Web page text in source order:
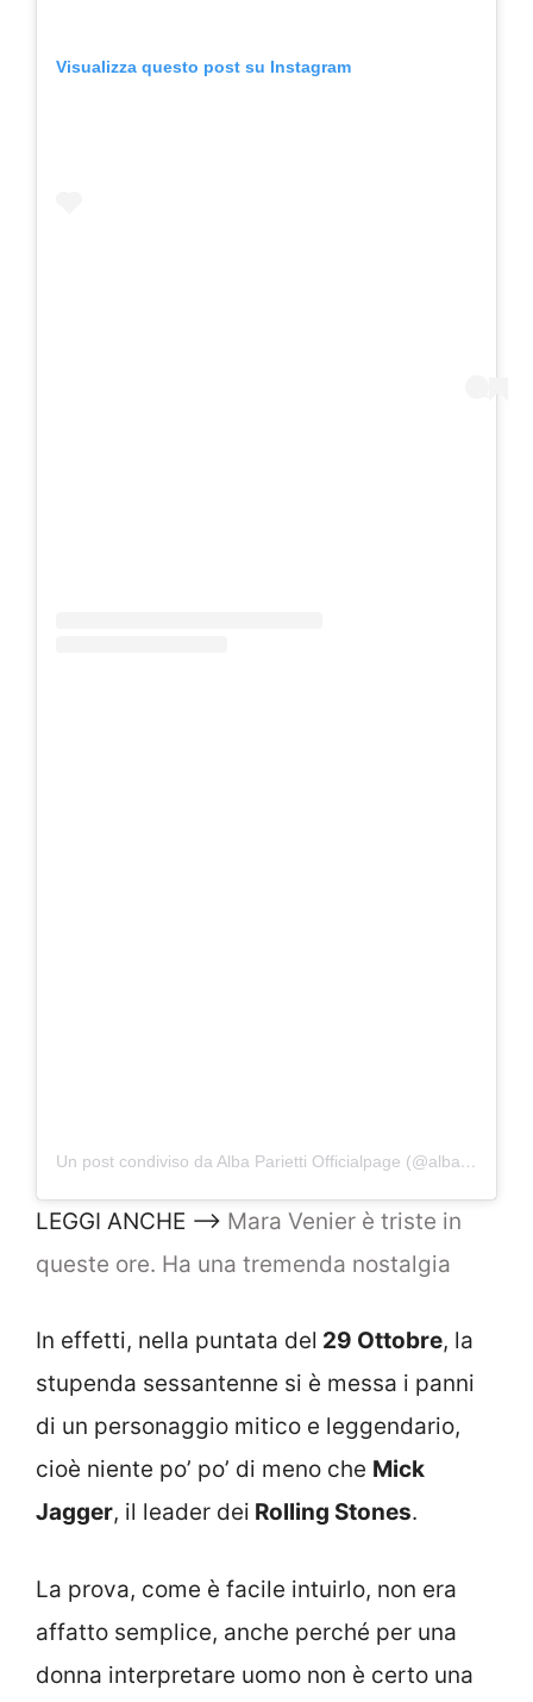
Visualizza questo post su Instagram
Un post condiviso da Alba Parietti Officialpage (@albaparietti)
LEGGI ANCHE –> Mara Venier è triste in
queste ore. Ha una tremenda nostalgia
In effetti, nella puntata del 29 Ottobre, la
stupenda sessantenne si è messa i panni
di un personaggio mitico e leggendario,
cioè niente po’ po’ di meno che Mick
Jagger, il leader dei Rolling Stones.
La prova, come è facile intuirlo, non era
affatto semplice, anche perché per una
donna interpretare uomo non è certo una